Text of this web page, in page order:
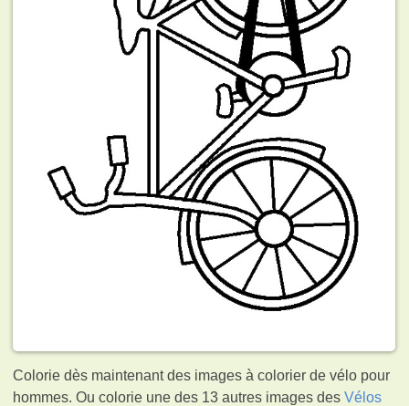
Colorie dès maintenant des images à colorier de vélo pour
hommes. Ou colorie une des 13 autres images desVélos